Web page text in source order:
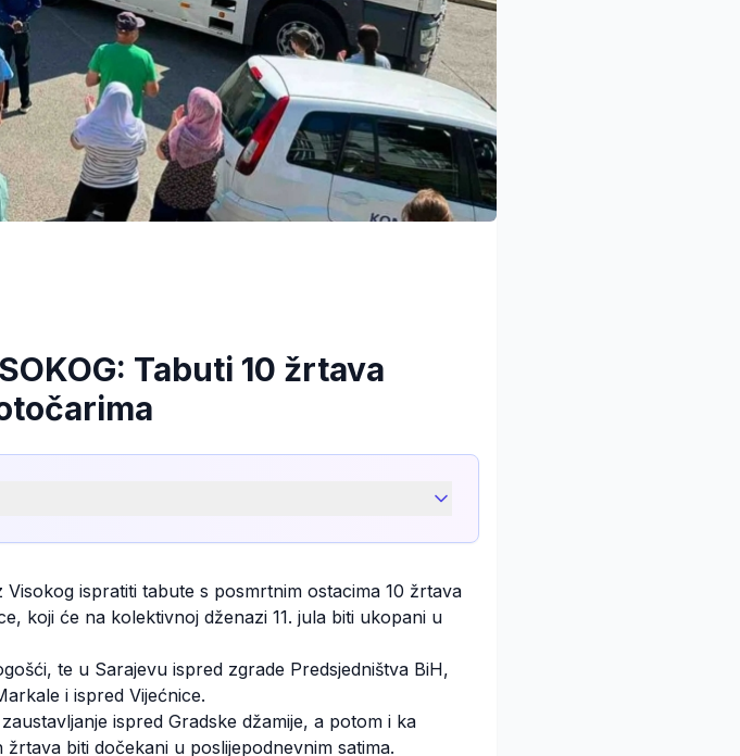
Tabuti 10 žrtava
ispratiti tabute s posmrtnim ostacima 10 žrtava
koji će na kolektivnoj dženazi 11. jula biti ukopani u
te u Sarajevu ispred zgrade Predsjedništva BiH,
i ispred Vijećnice.
ispred Gradske džamije, a potom i ka
biti dočekani u poslijepodnevnim satima.